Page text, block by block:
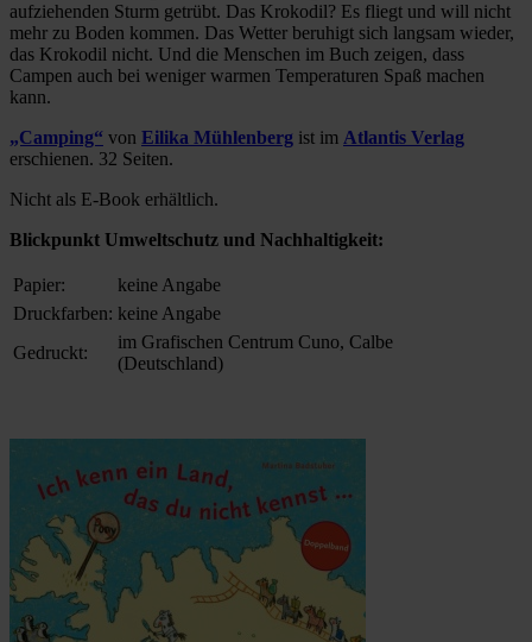
aufziehenden Sturm getrübt. Das Krokodil? Es fliegt und will nicht
mehr zu Boden kommen. Das Wetter beruhigt sich langsam wieder,
das Krokodil nicht. Und die Menschen im Buch zeigen, dass
Campen auch bei weniger warmen Temperaturen Spaß machen
kann.
„Camping“ von Eilika Mühlenberg ist im Atlantis Verlag
erschienen. 32 Seiten.
Nicht als E-Book erhältlich.
Blickpunkt Umweltschutz und Nachhaltigkeit:
Papier:
keine Angabe
Druckfarben: keine Angabe
Gedruckt:
im Grafischen Centrum Cuno, Calbe
(Deutschland)